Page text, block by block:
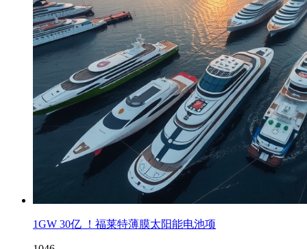
1GW 30亿 ！福莱特薄膜太阳能电池项